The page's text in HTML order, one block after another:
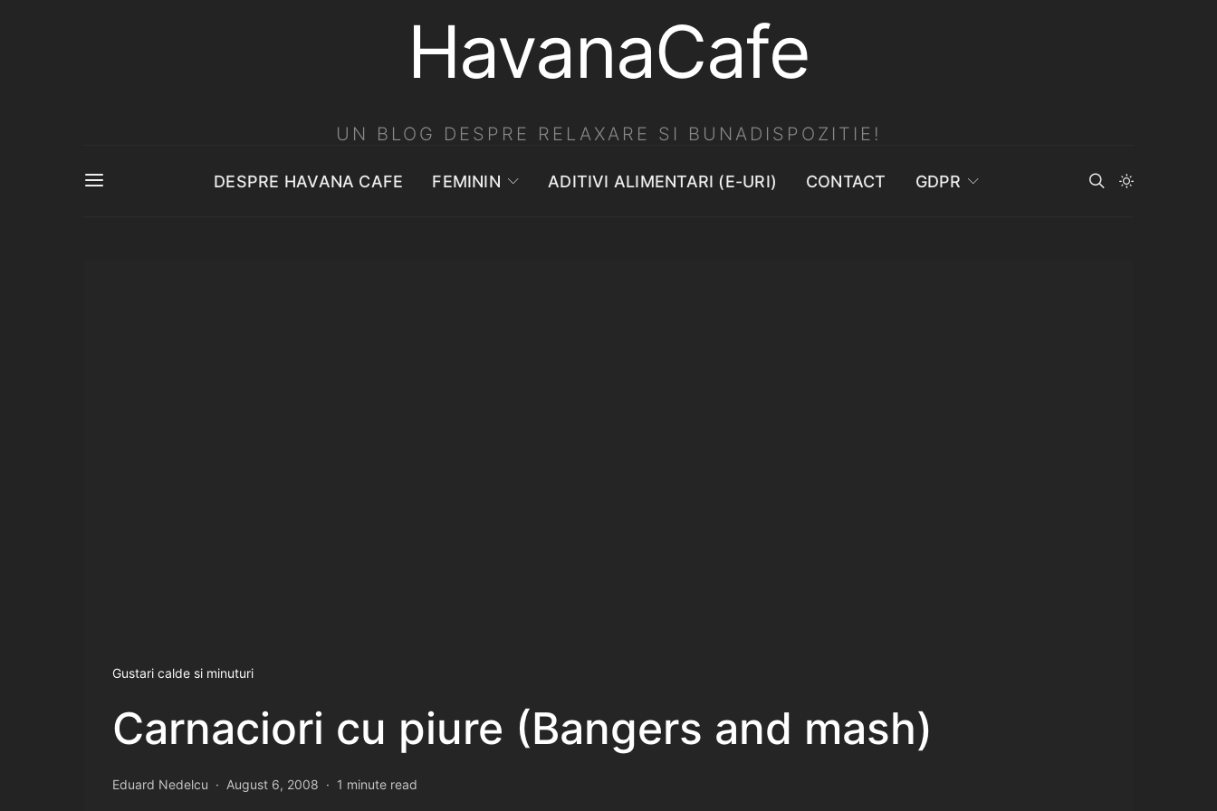
HavanaCafe
UN BLOG DESPRE RELAXARE SI BUNADISPOZITIE!
DESPRE HAVANA CAFE FEMININ ADITIVI ALIMENTARI (E-URI) CONTACT GDPR
Gustari calde si minuturi
Carnaciori cu piure (Bangers and mash)
Eduard Nedelcu August 6, 2008 1 minute read